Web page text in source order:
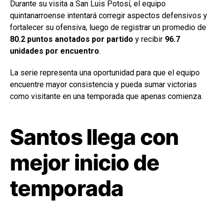
Durante su visita a San Luis Potosí, el equipo
quintanarroense intentará corregir aspectos defensivos y
fortalecer su ofensiva, luego de registrar un promedio de
80.2 puntos anotados por partido y recibir 96.7
unidades por encuentro.
La serie representa una oportunidad para que el equipo
encuentre mayor consistencia y pueda sumar victorias
como visitante en una temporada que apenas comienza.
Santos llega con
mejor inicio de
temporada